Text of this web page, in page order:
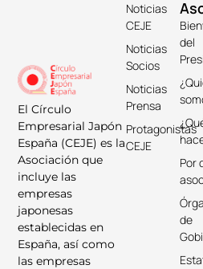
El Círculo
Empresarial Japón
España (CEJE) es la
Asociación que
incluye las
empresas
japonesas
establecidas en
España, así como
las empresas
del
Por
de
Noticias
CEJE
Noticias
Socios
Noticias
Prensa
Protagonistas
CEJE